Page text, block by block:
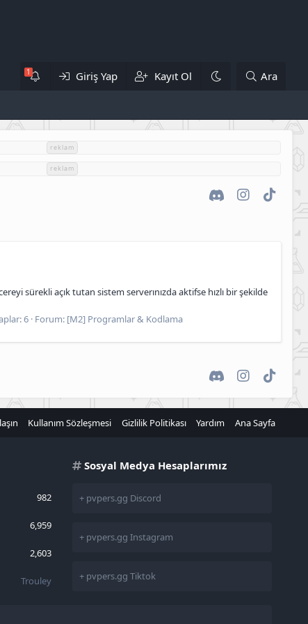
Giriş Yap Kayıt Ol Ara
reklam
reklam
DiscordInstagram
TikTok
sürekli açık tutan sistem serverınızda aktifse hızlı bir şekilde
6 Forum: [M2] Programlar & Kodlama
DiscordInstagram
TikTok
Kullanım Sözleşmesi Gizlilik Politikası Yardım Ana Sayfa
982
6,959
2,603
Trouley
Sosyal Medya Hesaplarımız
+ pvpers.gg Discord
+ pvpers.gg Instagram
+ pvpers.gg Tiktok